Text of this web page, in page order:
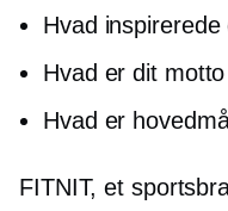
Hvad
Hvad er dit motto
Hvad er
FITNIT, et